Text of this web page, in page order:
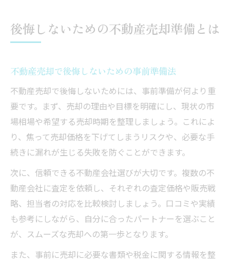
後悔しないための不動産売却準備とは
不動産売却で後悔しないための事前準備法
不動産売却で後悔しないためには、事前準備が何より重
要です。まず、売却の理由や目標を明確にし、現状の市
場相場や希望する売却時期を整理しましょう。これによ
り、焦って売却価格を下げてしまうリスクや、必要な手
続きに漏れが生じる失敗を防ぐことができます。
次に、信頼できる不動産会社選びが大切です。複数の不
動産会社に査定を依頼し、それぞれの査定価格や販売戦
略、担当者の対応を比較検討しましょう。口コミや実績
も参考にしながら、自分に合ったパートナーを選ぶこと
が、スムーズな売却への第一歩となります。
また、事前に売却に必要な書類や税金に関する情報を整